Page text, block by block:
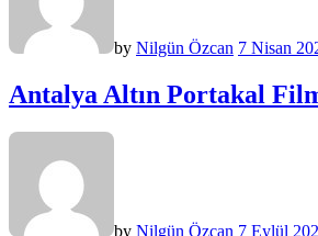
by Nilgün Özcan 7 Nisan
Antalya Altın Portakal
by Nilgün Özcan 7 Eylül